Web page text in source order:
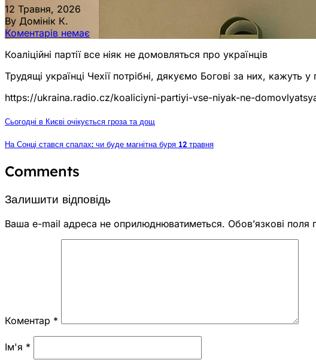
12 Травня, 2026
By Домінік К.
Коментарів немає
Коаліційні партії все ніяк не домовляться про українців
Трудящі українці Чехії потрібні, дякуємо Богові за них, кажуть
https://ukraina.radio.cz/koaliciyni-partiyi-vse-niyak-ne-
Сьогодні в Києві очікується гроза та дощ
На Сонці стався спалах: чи буде магнітна буря 12 травня
Comments
Залишити відповідь
Ваша e-mail адреса не оприлюднюватиметься. Обов’язкові поля
Коментар *
Ім'я *